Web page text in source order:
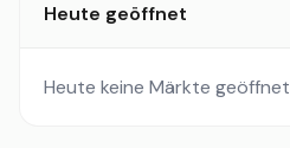
Heute geöffnet
Heute keine Märkte geöffnet